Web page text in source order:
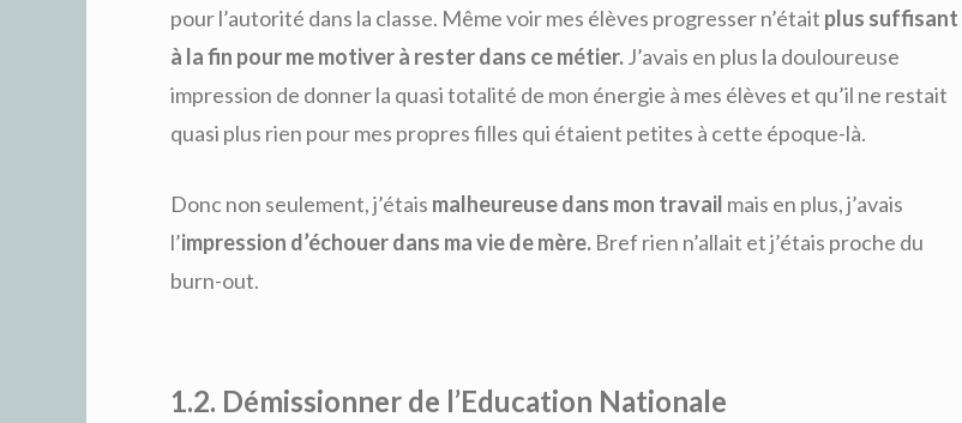
pour l’autorité dans la classe. Même voir mes élèves progresser n’était plus suffisant
à la fin pour me motiver à rester dans ce métier.J’avais en plus la douloureuse
impression de donner la quasi totalité de mon énergie à mes élèves et qu’il ne restait
quasi plus rien pour mes propres filles qui étaient petites à cette époque-là.
Donc non seulement, j’étais malheureuse dans mon travail mais en plus, j’avais
l’impression d’échouer dans ma vie de mère. Bref rien n’allait et j’étais proche du
burn-out.
1.2. Démissionner de l’Education Nationale